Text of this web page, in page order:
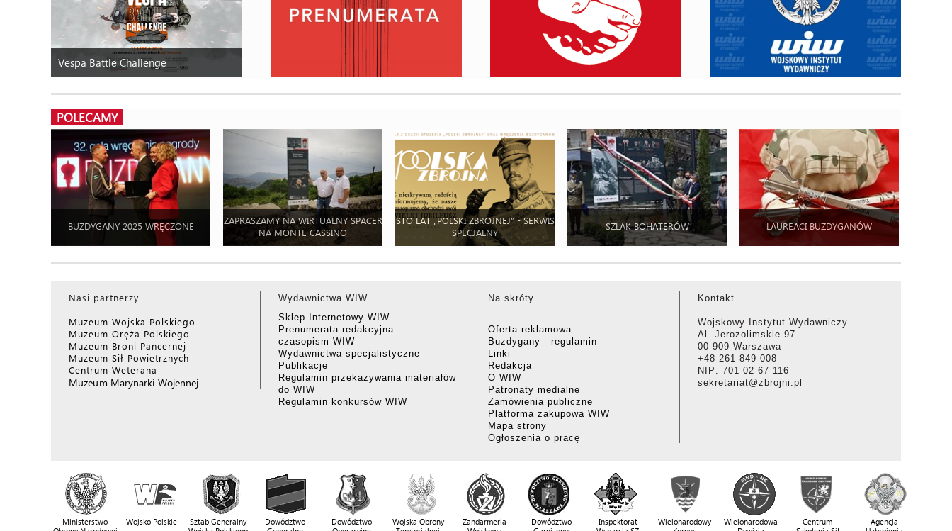
Vespa Battle Challenge
POLECAMY
BUZDYGANY 2025 WRĘCZONE
ZAPRASZAMY NA WIRTUALNY SPACER
NA MONTE CASSINO
STO LAT „POLSKI ZBROJNEJ” - SERWIS
SPECJALNY
SZLAK BOHATERÓW LAUREACI BUZDYGANÓW
Nasi partnerzy
Muzeum Wojska Polskiego
Muzeum Oręża Polskiego
Muzeum Broni Pancernej
Muzeum Sił Powietrznych
Centrum Weterana
Muzeum Marynarki Wojennej
Wydawnictwa WIW
Sklep Internetowy WIW
Prenumerata redakcyjna
czasopism WIW
Wydawnictwa specjalistyczne
Publikacje
Regulamin przekazywania materiałów
do WIW
Regulamin konkursów WIW
Na skróty
Oferta reklamowa
Buzdygany - regulamin
Linki
Redakcja
O WIW
Patronaty medialne
Zamówienia publiczne
Platforma zakupowa WIW
Mapa strony
Ogłoszenia o pracę
Kontakt
Wojskowy Instytut Wydawniczy
Al. Jerozolimskie 97
00-909 Warszawa
+48 261 849 008
NIP: 701-02-67-116
sekretariat@zbrojni.pl
Ministerstwo
Wojsko Polskie
Sztab Generalny
Dowództwo
Dowództwo
Wojska Obrony
Żandarmeria
Dowództwo
Inspektorat
Wielonarodowy
Wielonarodowa
Centrum
Agencja